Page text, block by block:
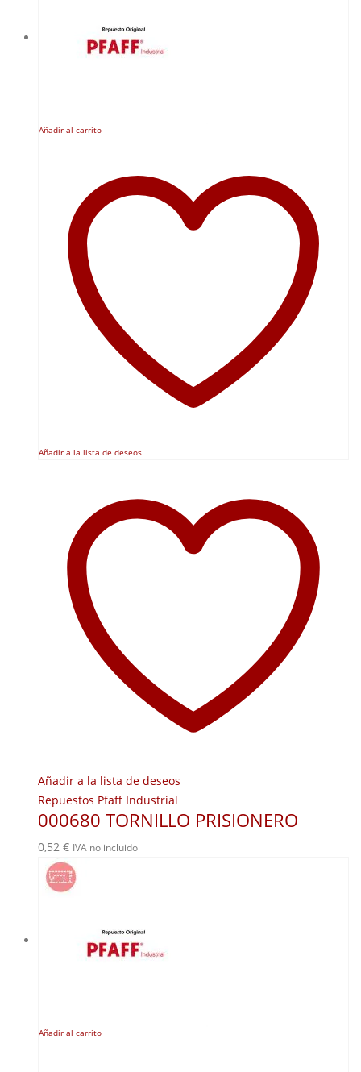
Añadir al carrito
Añadir a la lista de deseos
Añadir a la lista de deseos
Repuestos Pfaff Industrial
000680 TORNILLO PRISIONERO
0,52 € IVA no incluido
Añadir al carrito